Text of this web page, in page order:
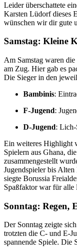
Leider überschattete
Karsten Lüdorf dieses
wünschen wir dir gute
Samstag: Kleine
Am Samstag waren
am Zug. Hier gab es
Die Sieger in den
Bambinis:
F-Jugend:
D-Jugend: Lich-
Ein weiteres Highlight
Spielern aus Ghana,
zusammengestellt
Jugendspieler bis
siegte Borussia
Spaßfaktor war für alle
Sonntag: Regen,
Der Sonntag zeigte
trotzten die C- und E-
spannende Spiele. Die